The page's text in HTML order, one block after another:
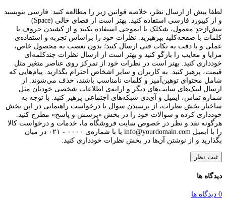
لطفا پیش از ارسال نظر، خلاصه قوانین زیر را مطالعه کنید: فارسی بنویسید
و از کیبورد فارسی استفاده کنید. بهتر است از فضای خالی (Space)
بیش‌از‌حدِ معمول، شکلک یا ایموجی استفاده نکنید و از کشیدن حروف یا
کلمات با صفحه‌کلید بپرهیزید. نظرات خود را براساس تجربه و استفاده‌ی
عملی و با دقت به نکات فنی ارسال کنید؛ بدون تعصب به محصول خاص،
مزایا و معایب را بازگو کنید و بهتر است از ارسال نظرات چندکلمه‌‌ای
خودداری کنید. بهتر است در نظرات خود از تمرکز روی عناصر متغیر مثل
قیمت، پرهیز کنید. به کاربران و سایر اشخاص احترام بگذارید. پیام‌هایی که
شامل محتوای توهین‌آمیز و کلمات نامناسب باشند، حذف می‌شوند. از
ارسال لینک‌های سایت‌های دیگر و ارایه‌ی اطلاعات شخصی خودتان مثل
شماره تماس، ایمیل و آی‌دی شبکه‌های اجتماعی پرهیز کنید. با توجه به
ساختار بخش نظرات، از پرسیدن سوال یا درخواست راهنمایی در این بخش
خودداری کرده و سوالات خود را در بخش «پرسش و پاسخ» مطرح کنید.
هرگونه نقد و نظر در خصوص سایت فروشگاه ما، خدمات و درخواست کالا
را با ایمیل info@yourdomain.com یا با شماره‌ی ۰۰۰۰ - ۰۲۱ در میان
بگذارید و از نوشتن آن‌ها در بخش نظرات خودداری کنید.
ثبت نظر
دیدگاه ها
0 دیدگاه ها